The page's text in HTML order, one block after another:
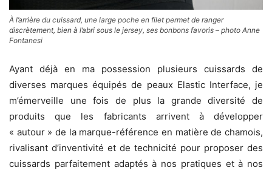
À l’arrière du cuissard, une large poche en filet permet de ranger
discrètement, bien à l’abri sous le jersey, ses bonbons favoris – photo Anne
Fontanesi
Ayant déjà en ma possession plusieurs cuissards de
diverses marques équipés de peaux Elastic Interface, je
m’émerveille une fois de plus la grande diversité de
produits que les fabricants arrivent à développer
« autour » de la marque-référence en matière de chamois,
rivalisant d’inventivité et de technicité pour proposer des
cuissards parfaitement adaptés à nos pratiques et à nos